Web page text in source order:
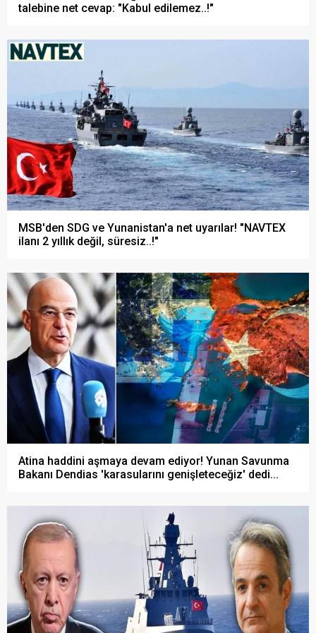
talebine net cevap: "Kabul edilemez..!"
MSB'den SDG ve Yunanistan'a net uyarılar! "NAVTEX
ilanı 2 yıllık değil, süresiz..!"
Atina haddini aşmaya devam ediyor! Yunan Savunma
Bakanı Dendias 'karasularını genişleteceğiz' dedi...